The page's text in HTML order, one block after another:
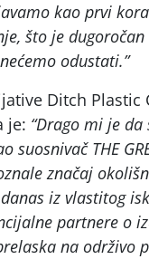
kao prvi
što je
odustati.”
Ditch Plastic
je: “Drago mi je da
suosnivač THE
značaj
iz vlastitog
partnere o
na održivo